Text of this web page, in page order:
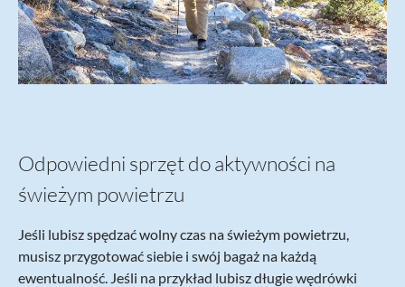
Odpowiedni sprzęt do aktywności na
świeżym powietrzu
Jeśli lubisz spędzać wolny czas na świeżym powietrzu,
musisz przygotować siebie i swój bagaż na każdą
ewentualność. Jeśli na przykład lubisz długie wędrówki